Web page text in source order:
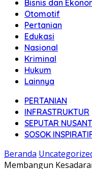
Bisnis dan
Otomotif
Pertanian
Edukasi
Nasional
Kriminal
Hukum
Lainnya
PERTANIAN
INFRASTRUKTUR
SEPUTAR
SOSOK
Beranda
Membangun